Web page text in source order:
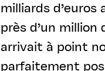
milliards
près d’un million
arrivait à point
parfaitement